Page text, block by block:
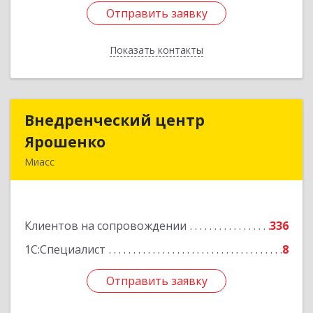
Отправить заявку
Показать контакты
Отправить заявку
Назад
Внедренческий центр
Ярошенко
Миасс
Клиентов на сопровождении
336
1С:Специалист
8
Отправить заявку
Внедренческий центр
Подробнее
Отправить заявку